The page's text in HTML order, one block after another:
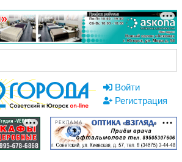
Войти
Регистрация
РЕКЛАМА